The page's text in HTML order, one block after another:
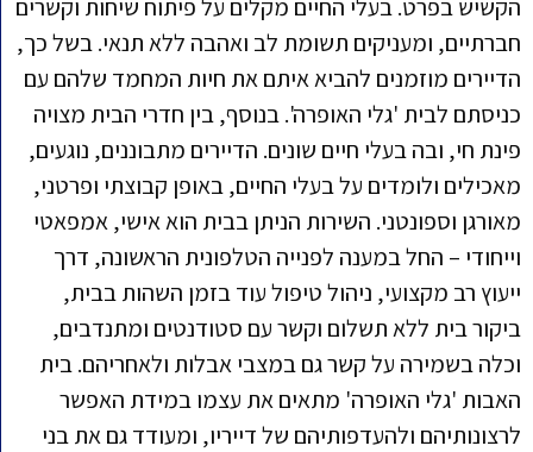
הקשיש בפרט. בעלי החיים מקלים על פיתוח שיחות וקשרים
חברתיים, ומעניקים תשומת לב ואהבה ללא תנאי. בשל כך,
הדיירים מוזמנים להביא איתם את חיות המחמד שלהם עם
כניסתם לבית 'גלי האופרה'. בנוסף, בין חדרי הבית מצויה
פינת חי, ובה בעלי חיים שונים. הדיירים מתבוננים, נוגעים,
מאכילים ולומדים על בעלי החיים, באופן קבוצתי ופרטני,
מאורגן וספונטני. השירות הניתן בבית הוא אישי, אמפאטי
וייחודי – החל במענה לפנייה הטלפונית הראשונה, דרך
ייעוץ רב מקצועי, ניהול טיפול עוד בזמן השהות בבית,
ביקור בית ללא תשלום וקשר עם סטודנטים ומתנדבים,
וכלה בשמירה על קשר גם במצבי אבלות ולאחריהם. בית
האבות 'גלי האופרה' מתאים את עצמו במידת האפשר
לרצונותיהם ולהעדפותיהם של דייריו, ומעודד גם את בני